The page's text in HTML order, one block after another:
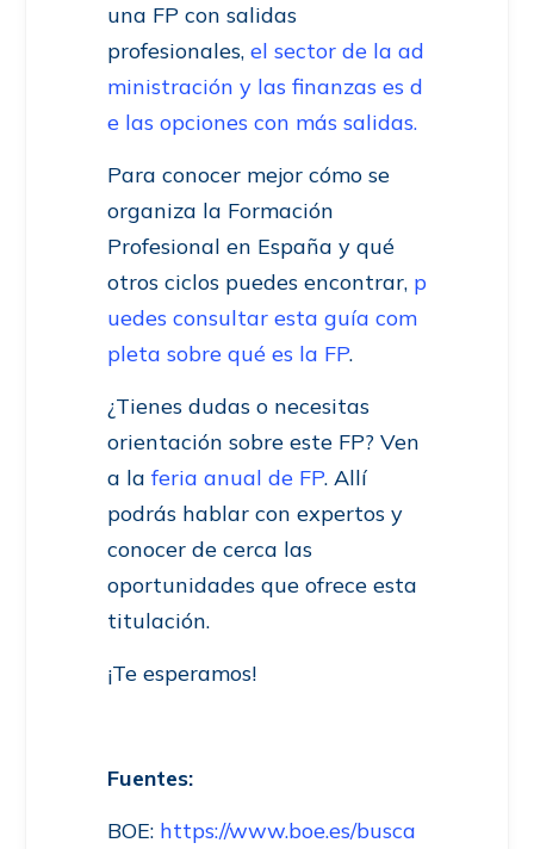
una FP con salidas
profesionales, el sector de la ad
ministración y las finanzas es d
e las opciones con más salidas.
Para conocer mejor cómo se
organiza la Formación
Profesional en España y qué
otros ciclos puedes encontrar, p
uedes consultar esta guía com
pleta sobre qué es la FP.
¿Tienes dudas o necesitas
orientación sobre este FP? Ven
a la feria anual de FP. Allí
podrás hablar con expertos y
conocer de cerca las
oportunidades que ofrece esta
titulación.
¡Te esperamos!
Fuentes:
BOE: https://www.boe.es/busca